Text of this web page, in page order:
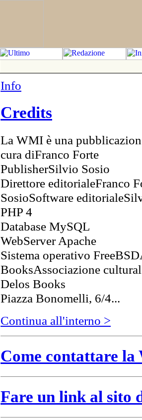
Info
Credits
La WMI è una
cura diFranco Forte
PublisherSilvio Sosio
Direttore editorialeFranco
SosioSoftware
PHP 4
Database MySQL
WebServer Apache
Sistema operativo
BooksAssociazione
Delos Books
Piazza Bonomelli, 6/4...
Continua all'interno >
Come contattare
Fare un link al sito